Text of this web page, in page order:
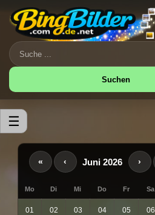
☰
Suchen
« ‹ Juni 2026 ›
Mo Di Mi Do Fr Sa
01 02 03 04 05 06